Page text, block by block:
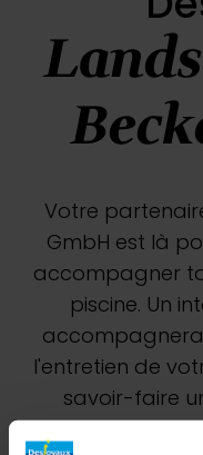
Configurer ma
Demander un
Trouver mon
Votre
GmbH est là
accompagner
piscine. Un
l'entretien de
savoir-faire
différentes